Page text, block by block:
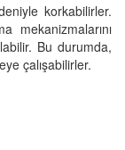
korkabilirler.
mekanizmalarını
Bu durumda,
çalışabilirler.